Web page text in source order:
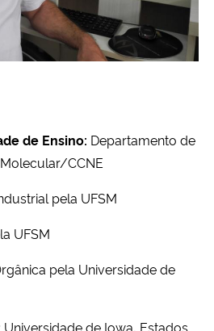
de Ensino: Departamento de
CCNE
pela UFSM
UFSM
pela Universidade de
: Universidade de Iowa, Estados